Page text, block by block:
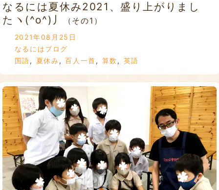
なるには夏休み2021、盛り上がりまし
たヽ(^o^)丿
（その1）
2021年08月25日
なるにはブログ
国語, 夏休み ,百人一首, 算数 , 英語